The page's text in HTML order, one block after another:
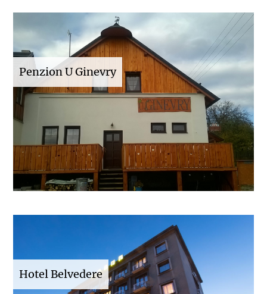
Penzion U Ginevry
Hotel Belvedere